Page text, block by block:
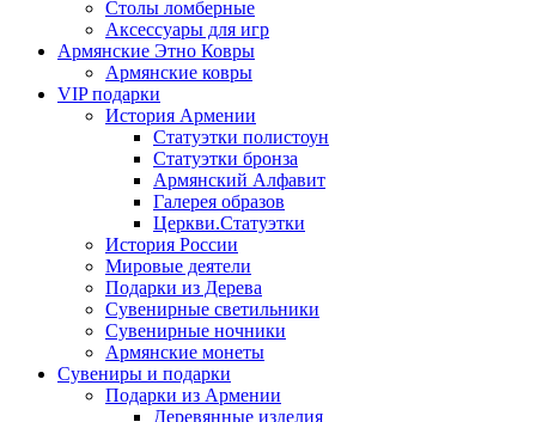
Столы ломберные
Аксессуары для игр
Армянские Этно Ковры
Армянские ковры
VIP подарки
История Армении
Статуэтки полистоун
Статуэтки бронза
Армянский Алфавит
Галерея образов
Церкви.Статуэтки
История России
Мировые деятели
Подарки из Дерева
Сувенирные светильники
Сувенирные ночники
Армянские монеты
Сувениры и подарки
Подарки из Армении
Деревянные изделия